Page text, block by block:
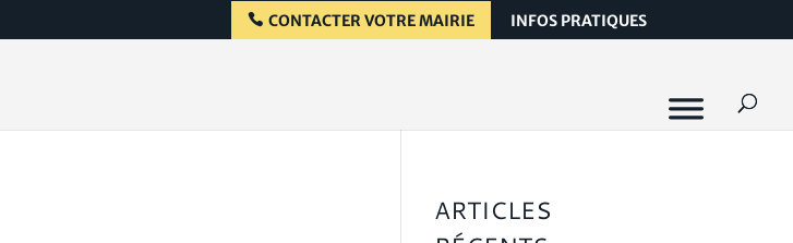
CONTACTER VOTRE MAIRIE INFOS PRATIQUES
ARTICLES